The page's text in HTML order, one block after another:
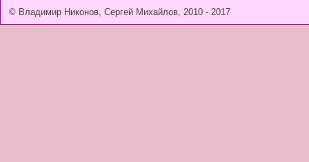
© Владимир Никонов, Сергей Михайлов, 2010 - 2017